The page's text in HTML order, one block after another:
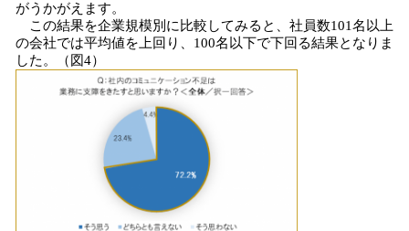
がうかがえます。
この結果を企業規模別に比較してみると、社員数101名以上
の会社では平均値を上回り、100名以下で下回る結果となりま
した。（図4）